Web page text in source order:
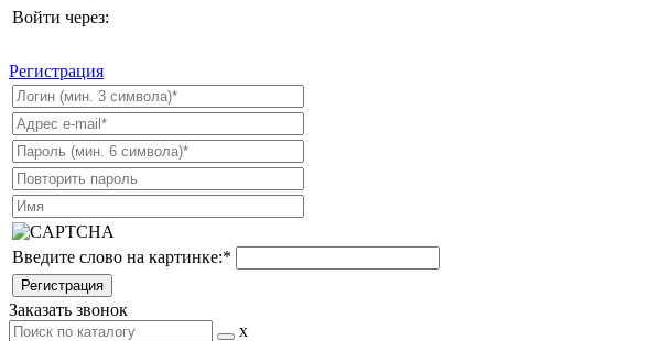
Войти через:
Регистрация
Введите слово на картинке:*
Заказать звонок
x